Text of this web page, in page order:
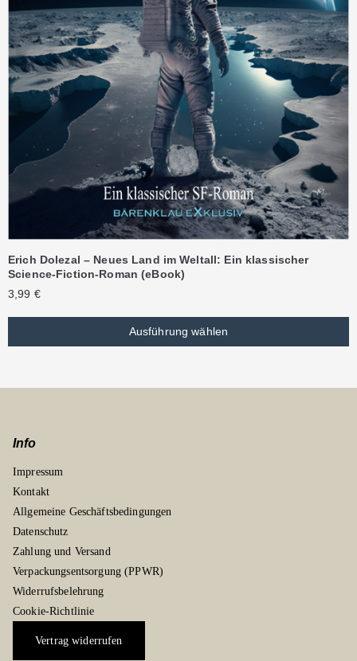
Erich Dolezal – Neues Land im Weltall: Ein klassischer
Science-Fiction-Roman (eBook)
3,99 €
Ausführung wählen
Info
Impressum
Kontakt
Allgemeine Geschäftsbedingungen
Datenschutz
Zahlung und Versand
Verpackungsentsorgung (PPWR)
Widerrufsbelehrung
Cookie-Richtlinie
Vertrag widerrufen